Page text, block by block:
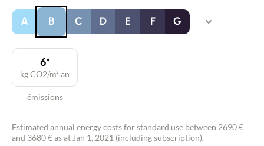
A B C D E F G
émissions
6*
kg CO2/m².an
Estimated annual energy costs for standard use between 2690 €
and 3680 € as at Jan 1, 2021 (including subscription).